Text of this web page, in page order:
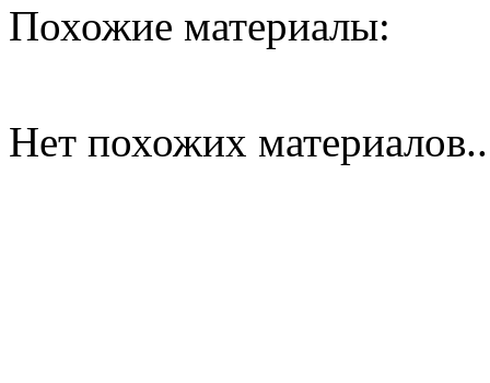
Похожие материалы:
Нет похожих